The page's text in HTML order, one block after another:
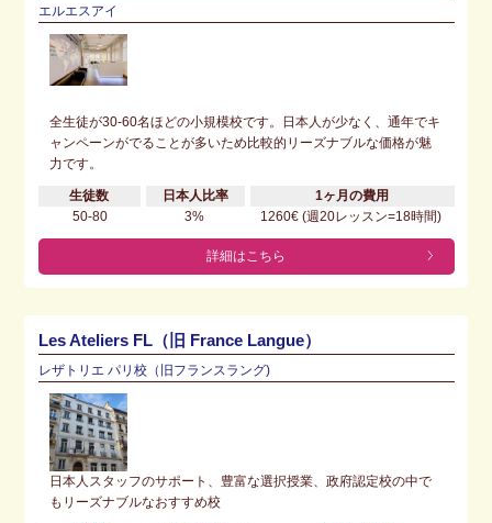
エルエスアイ
全生徒が30-60名ほどの小規模校です。日本人が少なく、通年でキ
ャンペーンがでることが多いため比較的リーズナブルな価格が魅
力です。
生徒数 日本人比率
1ヶ月の費用
50-80
3% 1260€ (週20レッスン=18時間)
詳細はこちら
Les Ateliers FL（旧 France Langue）
レザトリエ パリ校（旧フランスラング)
日本人スタッフのサポート、豊富な選択授業、政府認定校の中で
もリーズナブルなおすすめ校